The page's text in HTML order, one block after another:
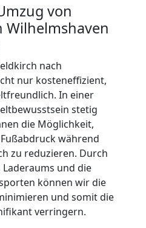
von
Wilhelmshaven
nach
nur kosteneffizient,
In einer
stetig
die Möglichkeit,
Fußabdruck während
zu reduzieren. Durch
und die
können wir die
und somit die
verringern.